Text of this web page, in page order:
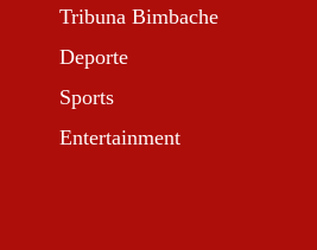
Tribuna Bimbache
Deporte
Sports
Entertainment